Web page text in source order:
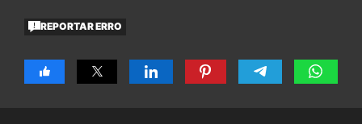
REPORTAR ERRO